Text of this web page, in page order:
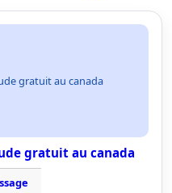
gratuit au canada
gratuit au canada